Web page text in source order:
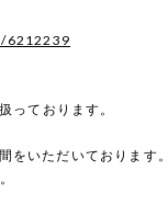
6212239
っております。
をいただいております。